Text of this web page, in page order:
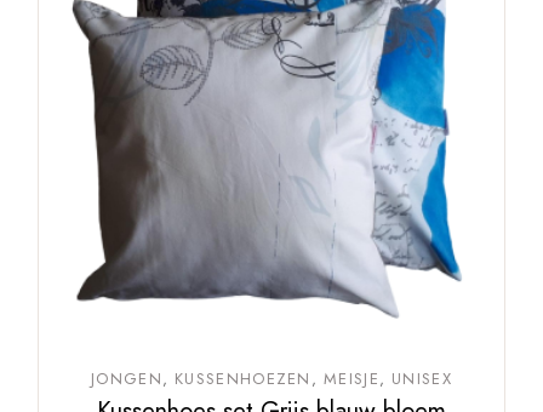
JONGEN KUSSENHOEZEN MEISJE UNISEX